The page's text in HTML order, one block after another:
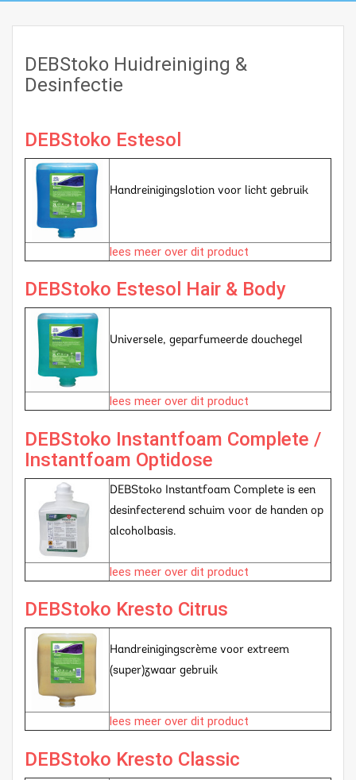
DEBStoko Huidreiniging &
Desinfectie
DEBStoko Estesol
Handreinigingslotion voor licht gebruik
lees meer over dit product
DEBStoko Estesol Hair & Body
Universele, geparfumeerde douchegel
lees meer over dit product
DEBStoko Instantfoam Complete /
Instantfoam Optidose
DEBStoko Instantfoam Complete is een
desinfecterend schuim voor de handen op
alcoholbasis.
lees meer over dit product
DEBStoko Kresto Citrus
Handreinigingscrème voor extreem
(super)zwaar gebruik
lees meer over dit product
DEBStoko Kresto Classic